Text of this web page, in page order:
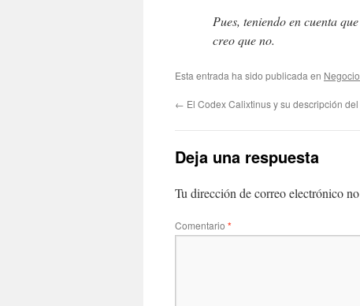
Pues, teniendo en cuenta
creo que no.
Esta entrada ha sido publicada en
← El Codex Calixtinus y su descripción
Deja una respuesta
Tu dirección de correo electrónico
Comentario *